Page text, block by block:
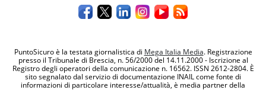
PuntoSicuro è la testata giornalistica di Mega Italia Media. Registrazione
presso il Tribunale di Brescia, n. 56/2000 del 14.11.2000 - Iscrizione al
Registro degli operatori della comunicazione n. 16562. ISSN 2612-2804. È
sito segnalato dal servizio di documentazione INAIL come fonte di
informazioni di particolare interesse/attualità, è media partner della